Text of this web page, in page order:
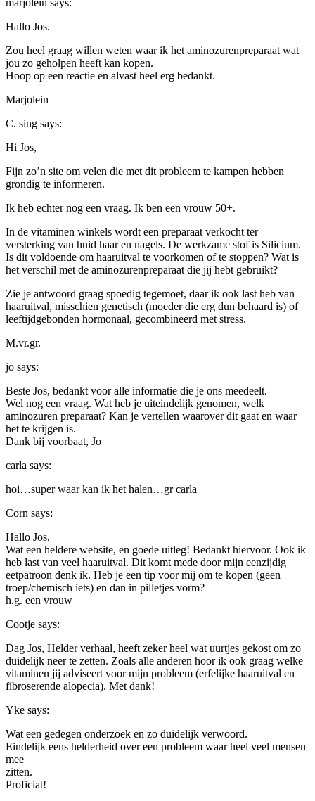
Hallo Jos.
Zou heel graag willen weten waar ik het aminozurenpreparaat wat
jou zo geholpen heeft kan kopen.
Hoop op een reactie en alvast heel erg bedankt.
Marjolein
C. sing says:
Hi Jos,
Fijn zo’n site om velen die met dit probleem te kampen hebben
grondig te informeren.
Ik heb echter nog een vraag. Ik ben een vrouw 50+.
In de vitaminen winkels wordt een preparaat verkocht ter
versterking van huid haar en nagels. De werkzame stof is Silicium.
Is dit voldoende om haaruitval te voorkomen of te stoppen? Wat is
het verschil met de aminozurenpreparaat die jij hebt gebruikt?
Zie je antwoord graag spoedig tegemoet, daar ik ook last heb van
haaruitval, misschien genetisch (moeder die erg dun behaard is) of
leeftijdgebonden hormonaal, gecombineerd met stress.
M.vr.gr.
jo says:
Beste Jos, bedankt voor alle informatie die je ons meedeelt.
Wel nog een vraag. Wat heb je uiteindelijk genomen, welk
aminozuren preparaat? Kan je vertellen waarover dit gaat en waar
het te krijgen is.
Dank bij voorbaat, Jo
carla says:
hoi…super waar kan ik het halen…gr carla
Corn says:
Hallo Jos,
Wat een heldere website, en goede uitleg! Bedankt hiervoor. Ook ik
heb last van veel haaruitval. Dit komt mede door mijn eenzijdig
eetpatroon denk ik. Heb je een tip voor mij om te kopen (geen
troep/chemisch iets) en dan in pilletjes vorm?
h.g. een vrouw
Cootje says:
Dag Jos, Helder verhaal, heeft zeker heel wat uurtjes gekost om zo
duidelijk neer te zetten. Zoals alle anderen hoor ik ook graag welke
vitaminen jij adviseert voor mijn probleem (erfelijke haaruitval en
fibroserende alopecia). Met dank!
Yke says:
Wat een gedegen onderzoek en zo duidelijk verwoord.
Eindelijk eens helderheid over een probleem waar heel veel mensen
mee
zitten.
Proficiat!